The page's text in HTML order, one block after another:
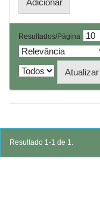
Resultados/Página
Resultado 1-1 de 1.